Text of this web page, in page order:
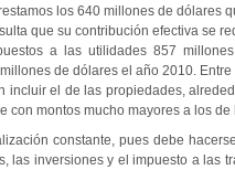
los 640 millones de dólares
que su contribución efectiva se
a las utilidades 857
de dólares el año 2010.
incluir el de las propiedades,
con montos mucho mayores a los
constante, pues debe
las inversiones y el impuesto a las